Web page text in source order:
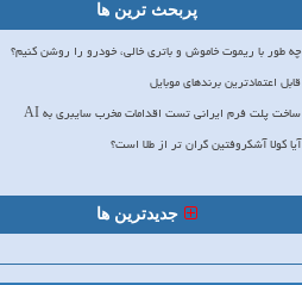
پربحث ترین ها
چه طور با ریموت خاموش و باتری خالی، خودرو را روشن کنیم؟
قابل اعتمادترین برندهای موبایل
ساخت پلت فرم ایرانی تست اقدامات مخرب سایبری به AI
آیا کولا آشکروفتین گران تر از طلا است؟
جدیدترین ها